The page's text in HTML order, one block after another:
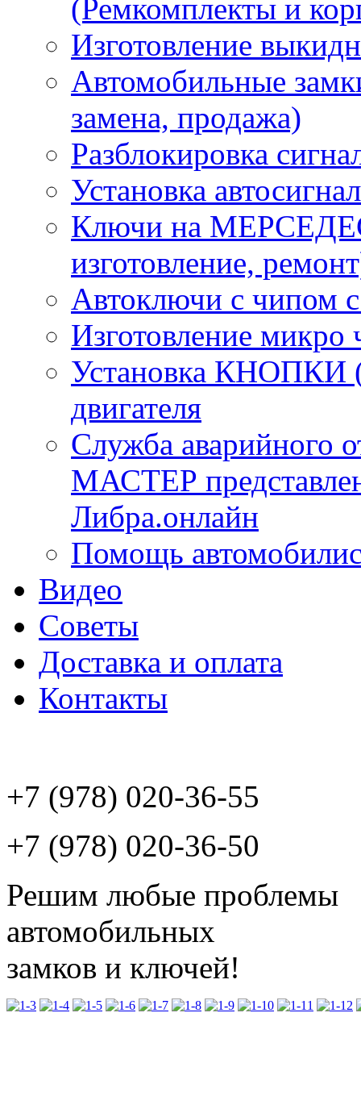
(Ремкомплекты и
Изготовление
Автомобильные
замена, продажа)
Разблокировка
Установка
Ключи на
изготовление,
Автоключи с чипом
Изготовление микро
Установка КНОПКИ
двигателя
Служба аварийного
МАСТЕР
Либра.онлайн
Помощь
Видео
Советы
Доставка и оплата
Контакты
+7 (978) 020-36-55
+7 (978) 020-36-50
Решим любые проблемы
автомобильных
замков и ключей!